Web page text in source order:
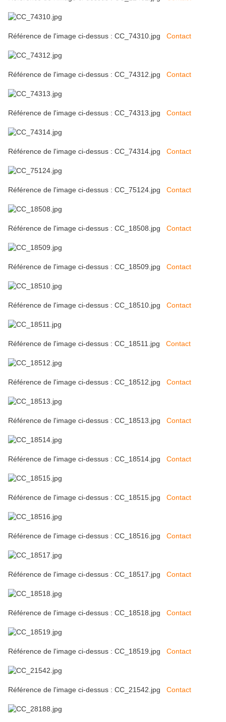
Référence de l'image ci-dessus : CC_74310.jpg Contact
Référence de l'image ci-dessus : CC_74312.jpg Contact
Référence de l'image ci-dessus : CC_74313.jpg Contact
Référence de l'image ci-dessus : CC_74314.jpg Contact
Référence de l'image ci-dessus : CC_75124.jpg Contact
Référence de l'image ci-dessus : CC_18508.jpg Contact
Référence de l'image ci-dessus : CC_18509.jpg Contact
Référence de l'image ci-dessus : CC_18510.jpg Contact
Référence de l'image ci-dessus : CC_18511.jpg Contact
Référence de l'image ci-dessus : CC_18512.jpg Contact
Référence de l'image ci-dessus : CC_18513.jpg Contact
Référence de l'image ci-dessus : CC_18514.jpg Contact
Référence de l'image ci-dessus : CC_18515.jpg Contact
Référence de l'image ci-dessus : CC_18516.jpg Contact
Référence de l'image ci-dessus : CC_18517.jpg Contact
Référence de l'image ci-dessus : CC_18518.jpg Contact
Référence de l'image ci-dessus : CC_18519.jpg Contact
Référence de l'image ci-dessus : CC_21542.jpg Contact